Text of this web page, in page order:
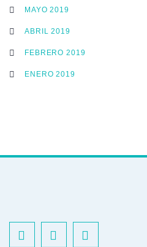
MAYO 2019
ABRIL 2019
FEBRERO 2019
ENERO 2019